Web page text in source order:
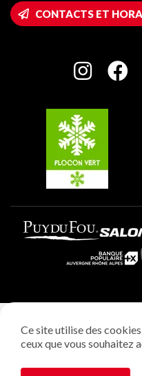
Accès Wifi
Maison des Propriétaires
Charte des Acteurs Engagés
Plagne 1800
Plagne Villages
Plagne Aime 2000
CONTACTS ET
Gestion des cookies
Ce site utilise des
ceux que vous souhaitez